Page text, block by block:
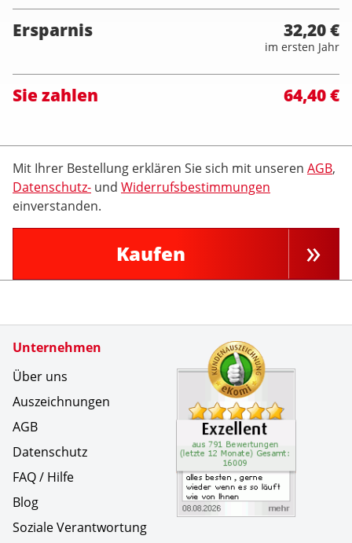
Ersparnis 32,20 €
im ersten Jahr
Sie zahlen 64,40 €
Mit Ihrer Bestellung erklären Sie sich mit unseren AGB,
Datenschutz- und Widerrufsbestimmungen
einverstanden.
Kaufen
Unternehmen
Über uns
Auszeichnungen
AGB
Datenschutz
FAQ / Hilfe
Blog
Soziale Verantwortung
Zertifikate